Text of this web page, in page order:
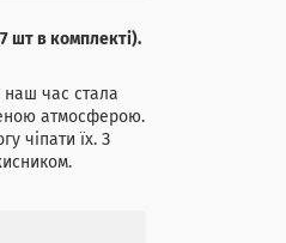
шт в комплекті).
наш час стала
атмосферою.
чіпати їх. З